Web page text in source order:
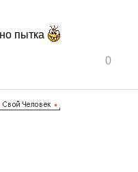
пытка
0